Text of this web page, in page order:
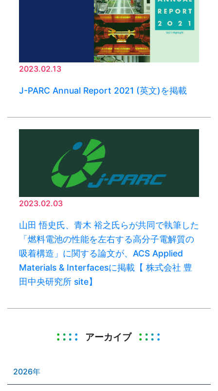
2023.02.13
J-PARC Annual Report 2021 (英文)を掲載
2023.02.03
山田 悟史氏、青木 裕之氏らが共同で執筆した
「燃料電池の性能を左右する高分子電解質の
吸着構造」に関する論文が、ACS Applied
Materials & Interfacesに掲載【 株式会社 豊
田中央研究所 site】
アーカイブ
2026年